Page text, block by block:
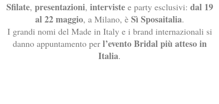
Sfilate, presentazioni, intervistee party esclusivi: dal 19
al 22 maggio, a Milano, è Sì Sposaitalia.
I grandi nomi del Made in Italy e i brand internazionali si
danno appuntamento per l’evento Bridal più atteso in
Italia.